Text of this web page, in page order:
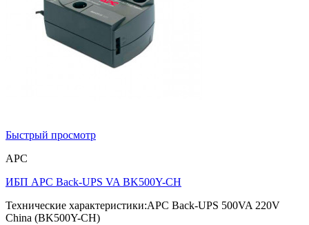
Быстрый просмотр
APC
ИБП APC Back-UPS VA BK500Y-CH
Технические характеристики:APC Back-UPS 500VA 220V
China (BK500Y-CH)